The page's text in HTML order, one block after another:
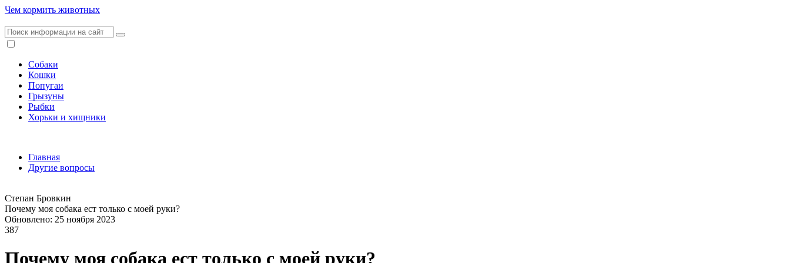
Чем кормить животных
Собаки
Кошки
Попугаи
Грызуны
Рыбки
Хорьки и хищники
Главная
Другие вопросы
Степан Бровкин
Почему моя собака ест только с моей руки?
Обновлено: 25 ноября 2023
387
Почему моя собака ест только с моей руки?